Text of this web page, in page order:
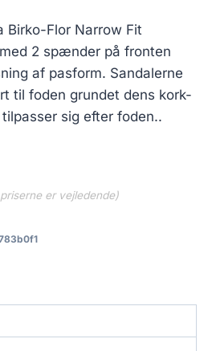
kr..
is:
580.00 kr..
Birko-Flor Narrow Fit
2 spænder på fronten
af pasform. Sandalerne
til foden grundet dens kork-
sig efter foden..
er vejledende)